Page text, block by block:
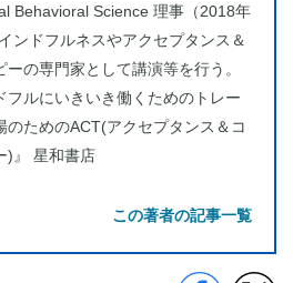
Behavioral Science 理事（2018年
ンドフルネスやアクセプタンス＆
の専門家として講演等を行う。
フルにいきいき働くためのトレー
ためのACT(アクセプタンス＆コ
)』 星和書店
この著者の記事一覧